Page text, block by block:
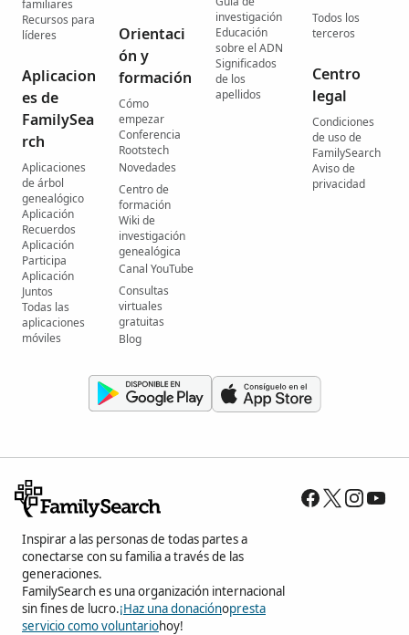
familiares
Recursos para
líderes
Aplicacion
es de
FamilySea
rch
Aplicaciones
de árbol
genealógico
Aplicación
Recuerdos
Aplicación
Participa
Aplicación
Juntos
Todas las
aplicaciones
móviles
Orientaci
ón y
formación
Cómo
empezar
Conferencia
Rootstech
Novedades
Centro de
formación
Wiki de
investigación
genealógica
Canal YouTube
Consultas
virtuales
gratuitas
Blog
investigación
Educación
sobre el ADN
Significados
de los
apellidos
Todos los
terceros
Centro
legal
Condiciones
de uso de
FamilySearch
Aviso de
privacidad
Inspirar a las personas de todas partes a
conectarse con su familia a través de las
generaciones.
FamilySearch es una organización internacional
sin fines de lucro.¡Haz una donaciónopresta
servicio como voluntariohoy!